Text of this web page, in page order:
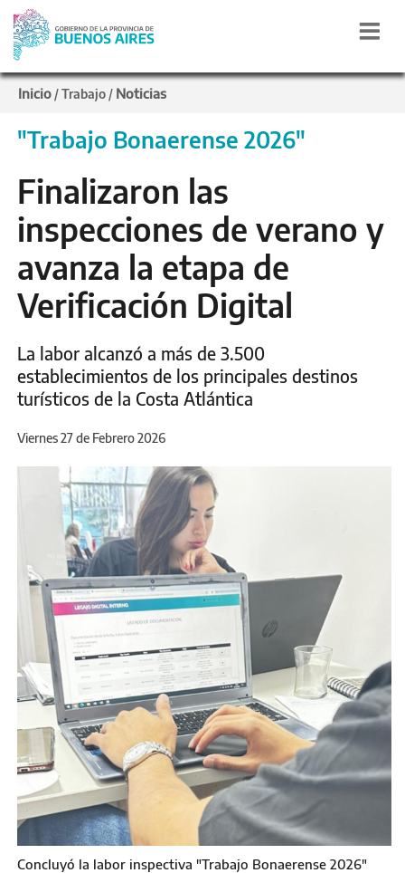
Inicio /Trabajo / Noticias
"Trabajo Bonaerense 2026"
Finalizaron las
inspecciones de verano y
avanza la etapa de
Verificación Digital
La labor alcanzó a más de 3.500
establecimientos de los principales destinos
turísticos de la Costa Atlántica
Viernes 27 de Febrero 2026
Concluyó la labor inspectiva "Trabajo Bonaerense 2026"